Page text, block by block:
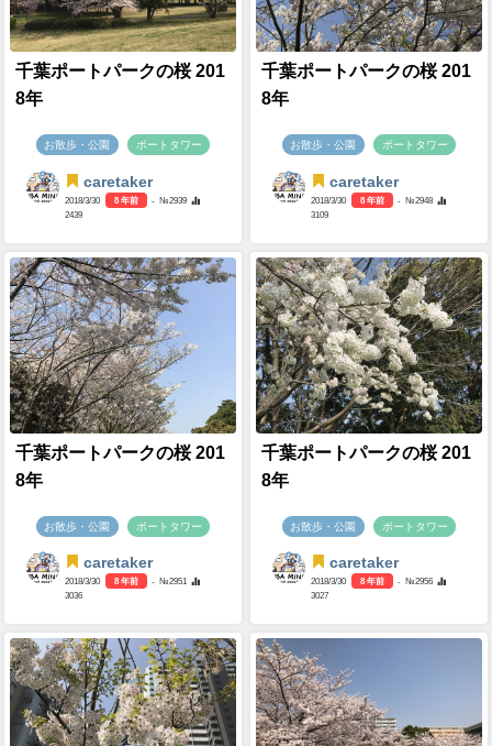
千葉ポートパークの桜 201
8年
お散歩・公園 ポートタワー
caretaker
2018/3/30 8 年前
- №2939
2439
千葉ポートパークの桜 201
8年
お散歩・公園 ポートタワー
caretaker
2018/3/30 8 年前
- №2948
3109
千葉ポートパークの桜 201
8年
お散歩・公園 ポートタワー
caretaker
2018/3/30 8 年前
- №2951
3036
千葉ポートパークの桜 201
8年
お散歩・公園 ポートタワー
caretaker
2018/3/30 8 年前
- №2956
3027